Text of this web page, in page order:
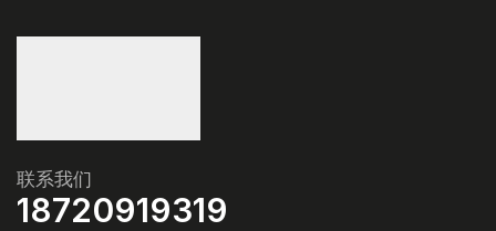
联系我们
18720919319